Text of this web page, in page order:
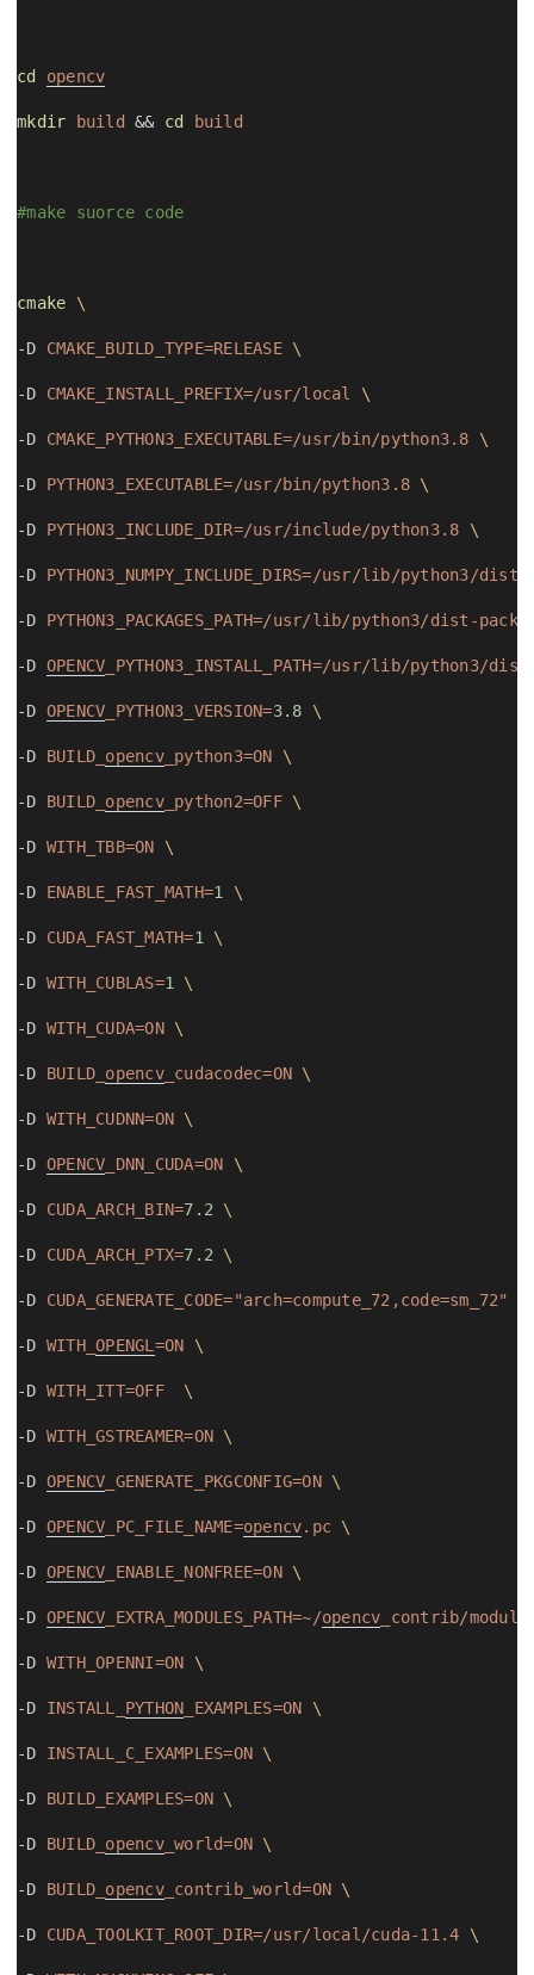
cd opencv
mkdir build && cd build
#make suorce code
cmake \
-D CMAKE_BUILD_TYPE=RELEASE \
-D CMAKE_INSTALL_PREFIX=/usr/local \
-D CMAKE_PYTHON3_EXECUTABLE=/usr/bin/python3.8 \
-D PYTHON3_EXECUTABLE=/usr/bin/python3.8 \
-D PYTHON3_INCLUDE_DIR=/usr/include/python3.8 \
-D PYTHON3_NUMPY_INCLUDE_DIRS=/usr/lib/python3/
-D PYTHON3_PACKAGES_PATH=/usr/lib/python3/dist-
-D OPENCV _PYTHON3_INSTALL_PATH=/usr/lib/python3/
-D OPENCV _PYTHON3_VERSION=3.8 \
-D BUILD_ opencv_python3=ON \
-D BUILD_ opencv_python2=OFF \
-D WITH_TBB=ON \
-D ENABLE_FAST_MATH=1 \
-D CUDA_FAST_MATH=1 \
-D WITH_CUBLAS=1 \
-D WITH_CUDA=ON \
-D BUILD_ opencv_cudacodec=ON \
-D WITH_CUDNN=ON \
-D OPENCV _DNN_CUDA=ON \
-D CUDA_ARCH_BIN=7.2 \
-D CUDA_ARCH_PTX=7.2 \
-D CUDA_GENERATE_CODE="arch=compute_72,code=sm_72"
-D WITH_ OPENGL =ON \
-D WITH_ITT=OFF \
-D WITH_GSTREAMER=ON \
-D OPENCV _GENERATE_PKGCONFIG=ON \
-D OPENCV _PC_FILE_NAME=opencv.pc \
-D OPENCV _ENABLE_NONFREE=ON \
-D OPENCV _EXTRA_MODULES_PATH=~/opencv _contrib/
-D WITH_OPENNI=ON \
-D INSTALL_ PYTHON _EXAMPLES=ON \
-D INSTALL_C_EXAMPLES=ON \
-D BUILD_EXAMPLES=ON \
-D BUILD_ opencv_world=ON \
-D BUILD_ opencv_contrib_world=ON \
-D CUDA_TOOLKIT_ROOT_DIR=/usr/local/cuda-11.4 \